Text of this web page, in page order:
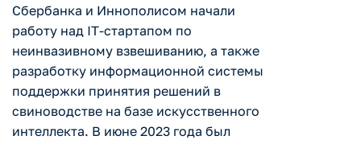
Сбербанка и Иннополисом начали
работу над IT-стартапом по
неинвазивному взвешиванию, а также
разработку информационной системы
поддержки принятия решений в
свиноводстве на базе искусственного
интеллекта. В июне 2023 года был